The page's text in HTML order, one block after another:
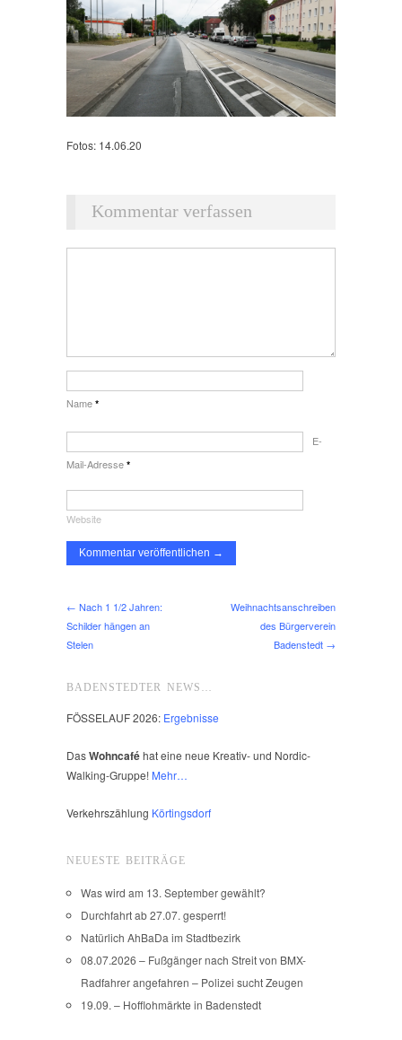
Fotos: 14.06.20
Kommentar verfassen
Name *
E-
Mail-Adresse *
Website
← Nach 1 1/2 Jahren:
Schilder hängen an
Stelen
Weihnachtsanschreiben
des Bürgerverein
Badenstedt →
BADENSTEDTER NEWS…
FÖSSELAUF 2026: Ergebnisse
DasWohncaféhat eine neue Kreativ- und Nordic-
Walking-Gruppe! Mehr…
Verkehrszählung Körtingsdorf
NEUESTE BEITRÄGE
Was wird am 13. September gewählt?
Durchfahrt ab 27.07. gesperrt!
Natürlich AhBaDa im Stadtbezirk
08.07.2026 – Fußgänger nach Streit von BMX-
Radfahrer angefahren – Polizei sucht Zeugen
19.09. – Hofflohmärkte in Badenstedt